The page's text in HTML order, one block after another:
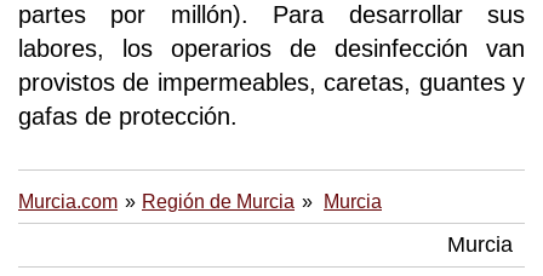
partes por millón). Para desarrollar sus
labores, los operarios de desinfección van
provistos de impermeables, caretas, guantes y
gafas de protección.
Murcia.com Región de Murcia Murcia
Murcia